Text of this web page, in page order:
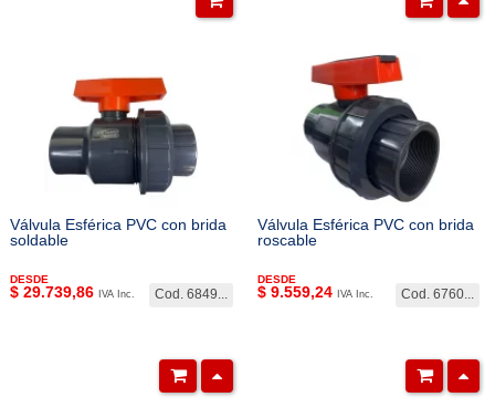
Válvula Esférica PVC con brida
soldable
Cod. 6849...
DESDE
$ 29.739,86 IVA Inc.
Válvula Esférica PVC con brida
roscable
Cod. 6760...
DESDE
$ 9.559,24 IVA Inc.